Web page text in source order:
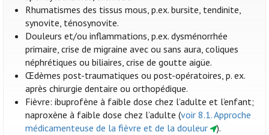
Rhumatismes des tissus mous, p.ex. bursite, tendinite,
synovite, ténosynovite.
Douleurs et/ou inflammations, p.ex. dysménorrhée
primaire, crise de migraine avec ou sans aura, coliques
néphrétiques ou biliaires, crise de goutte aigüe.
Œdèmes post-traumatiques ou post-opératoires, p. ex.
après chirurgie dentaire ou orthopédique.
Fièvre: ibuprofène à faible dose chez l’adulte et l’enfant;
naproxène à faible dose chez l’adulte (voir 8.1. Approche
médicamenteuse de la fièvre et de la douleur
).